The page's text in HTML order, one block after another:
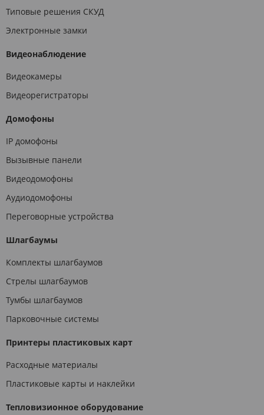
Типовые решения СКУД
Электронные замки
Видеонаблюдение
Видеокамеры
Видеорегистраторы
Домофоны
IP домофоны
Вызывные панели
Видеодомофоны
Аудиодомофоны
Переговорные устройства
Шлагбаумы
Комплекты шлагбаумов
Стрелы шлагбаумов
Тумбы шлагбаумов
Парковочные системы
Принтеры пластиковых карт
Расходные материалы
Пластиковые карты и наклейки
Тепловизионное оборудование